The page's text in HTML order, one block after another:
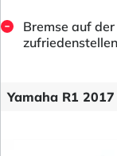
Bremse auf
Yamaha R1 2017